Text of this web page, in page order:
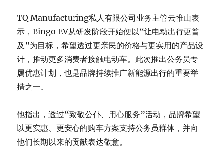
TQ Manufacturing私人有限公司业务主管云惟山表
示，Bingo EV从研发阶段开始便以“让电动出行更普
及”为目标，希望透过更亲民的价格与更实用的产品设
计，推动更多消费者接触电动车。此次推出公务员专
属优惠计划，也是品牌持续推广新能源出行的重要举
措之一。
他指出，透过“致敬公仆、用心服务”活动，品牌希望
以更实惠、更安心的购车方案支持公务员群体，并向
他们长期以来的贡献表达敬意。